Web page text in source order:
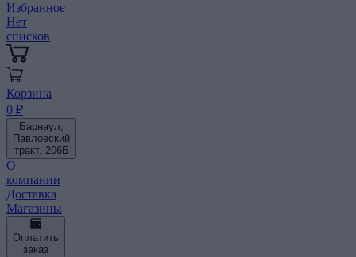
Избранное
Нет
списков
Корзина
0 ₽
Барнаул,
Павловский
тракт, 206Б
О
компании
Доставка
Магазины
Оплатить
заказ